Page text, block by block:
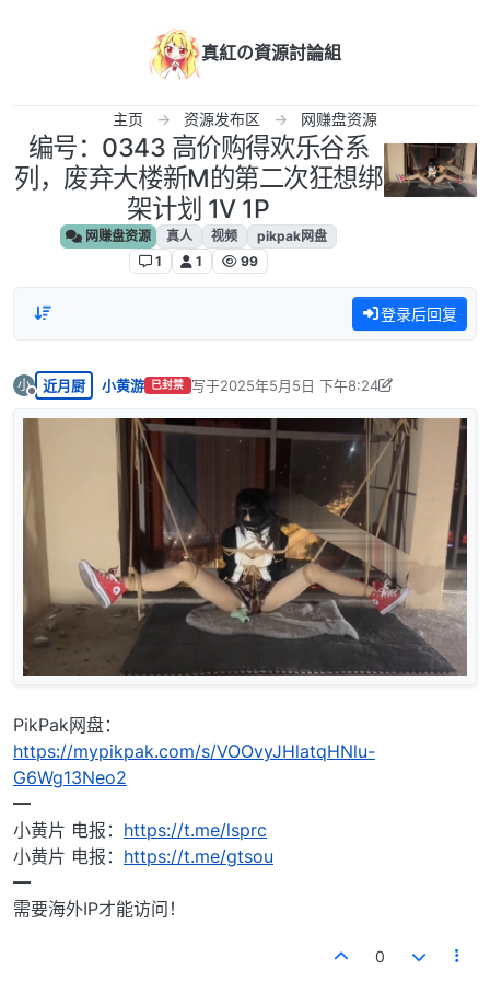
真紅の資源討論組
主页 资源发布区 网赚盘资源
编号：0343 高价购得欢乐谷系
列，废弃大楼新M的第二次狂想绑
架计划 1V 1P
网赚盘资源 真人 视频
pikpak网盘
1
1 99
登录后回复
小
离线
近月厨 小黄游 已封禁 写于2025年5月5日 下午8:24
最后由 小黄游 编辑 2026年1月17日 上午6:35
PikPak网盘：
https://mypikpak.com/s/VOOvyJHlatqHNlu-
G6Wg13Neo2
━
小黄片 电报： https://t.me/lsprc
小黄片 电报： https://t.me/gtsou
━
需要海外IP才能访问！
0